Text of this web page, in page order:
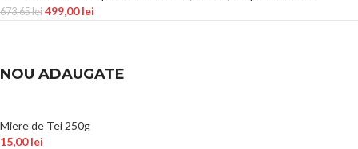
673,65lei 499,00lei
NOU ADAUGATE
Miere de Tei 250g
15,00lei